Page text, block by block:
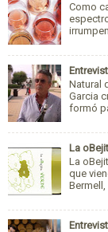
Como
Natural
Garcia
formó
La
La
que